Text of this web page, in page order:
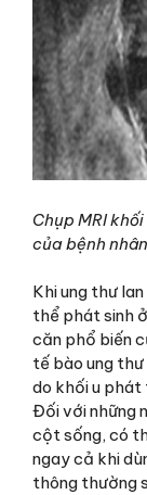
Chụp MRI
của bệnh
Khi ung thư
thể phát sinh
căn phổ biến
tế bào ung
do khối u phát
Đối với những
cột sống, có
ngay cả khi
thông thường